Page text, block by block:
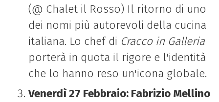
(@ Chalet il Rosso) Il ritorno di uno
dei nomi più autorevoli della cucina
italiana. Lo chef di Cracco in Galleria
porterà in quota il rigore e l'identità
che lo hanno reso un'icona globale.
Venerdì 27 Febbraio: Fabrizio Mellino